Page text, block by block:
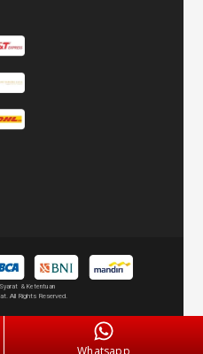
& Ketentuan
All Rights Reserved.
Whatsapp